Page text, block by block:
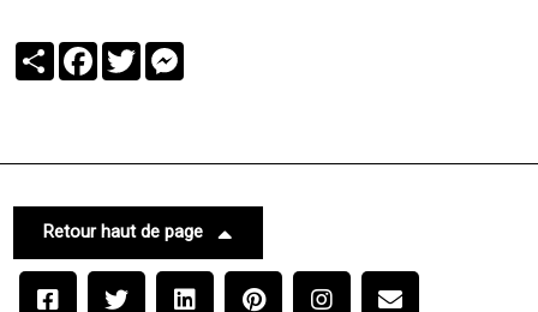
PartagerFacebook
Twitter
Retour haut de page